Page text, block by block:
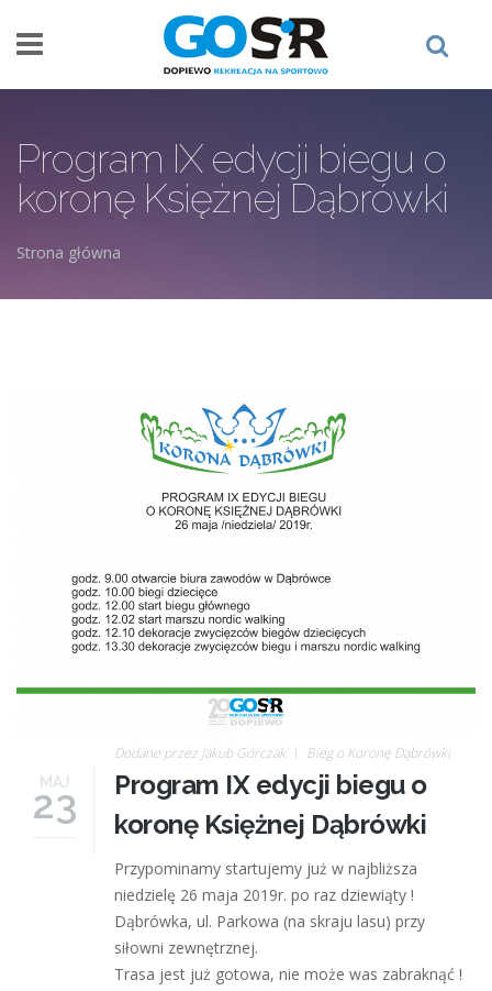
Program IX edycji biegu o
koronę Księżnej Dąbrówki
Strona główna
MAJ
23
Dodane przez Jakub Górczak Bieg o Koronę Dąbrówki
Program IX edycji biegu o
koronę Księżnej Dąbrówki
Przypominamy startujemy już w najbliższa
niedzielę 26 maja 2019r. po raz dziewiąty !
Dąbrówka, ul. Parkowa (na skraju lasu) przy
siłowni zewnętrznej.
Trasa jest już gotowa, nie może was zabraknąć !